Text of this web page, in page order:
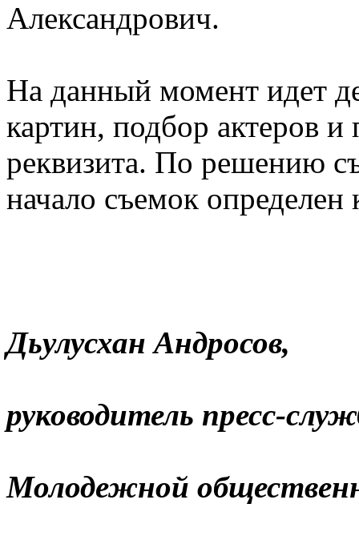
Александрович.
На данный момент идет
картин, подбор актеров и
реквизита. По решению
начало съемок определен
Дьулусхан Андросов,
руководитель пресс-
Молодежной